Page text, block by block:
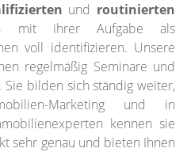
und routinierten
ihrer Aufgabe als
voll identifizieren. Unsere
regelmäßig Seminare und
bilden sich ständig weiter,
Marketing und in
kennen sie
sehr genau und bieten Ihnen